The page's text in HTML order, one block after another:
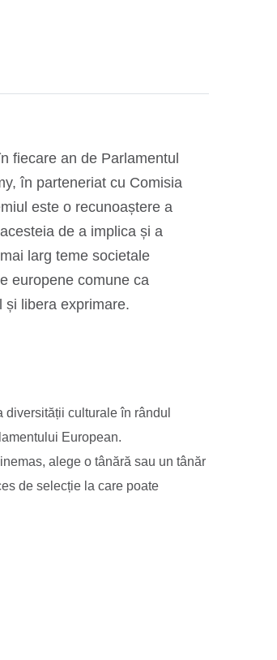
fiecare an de Parlamentul
în parteneriat cu Comisia
este o recunoaștere a
de a implica și a
larg teme societale
europene comune ca
și libera exprimare.
culturale în rândul
European.
alege o tânără sau un tânăr
de selecție la care poate